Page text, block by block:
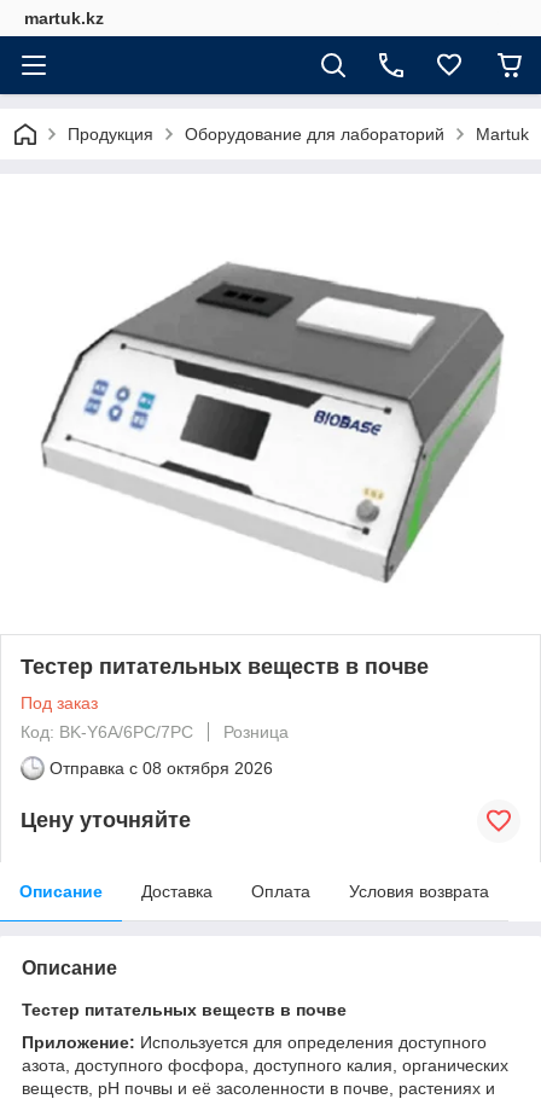
martuk.kz
Продукция Оборудование для лабораторий Martuk
Тестер питательных веществ в почве
Под заказ
Код: BK-Y6A/6PC/7PC
Розница
Отправка с 08 октября 2026
Цену уточняйте
Описание Доставка Оплата Условия возврата
Описание
Тестер питательных веществ в почве
Приложение: Используется для определения доступного
азота, доступного фосфора, доступного калия, органических
веществ, рН почвы и её засоленности в почве, растениях и